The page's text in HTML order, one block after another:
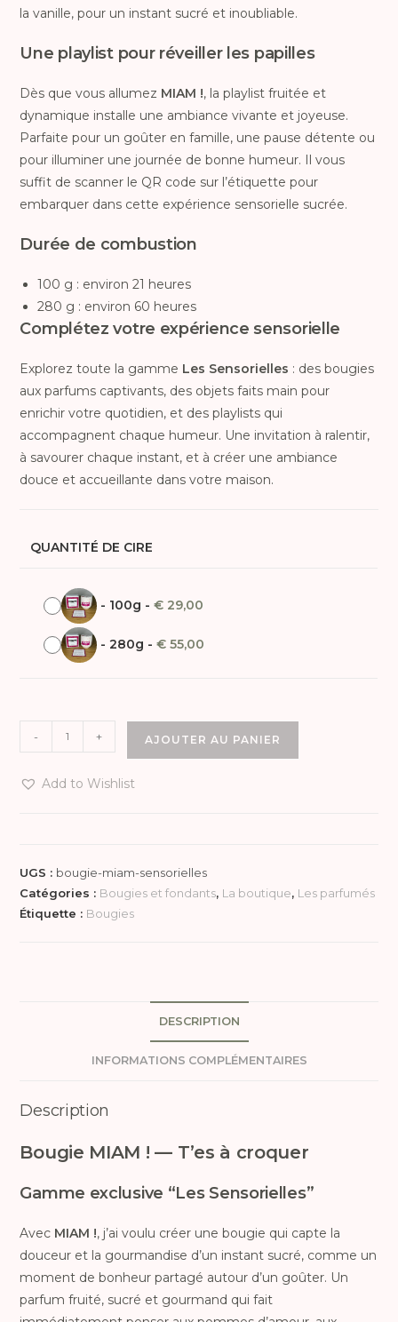
la vanille, pour un instant sucré et inoubliable.
Une playlist pour réveiller les papilles
Dès que vous allumez MIAM !, la playlist fruitée et
dynamique installe une ambiance vivante et joyeuse.
Parfaite pour un goûter en famille, une pause détente ou
pour illuminer une journée de bonne humeur. Il vous
suffit de scanner le QR code sur l’étiquette pour
embarquer dans cette expérience sensorielle sucrée.
Durée de combustion
100 g : environ 21 heures
280 g : environ 60 heures
Complétez votre expérience sensorielle
Explorez toute la gamme Les Sensorielles : des bougies
aux parfums captivants, des objets faits main pour
enrichir votre quotidien, et des playlists qui
accompagnent chaque humeur. Une invitation à ralentir,
à savourer chaque instant, et à créer une ambiance
douce et accueillante dans votre maison.
QUANTITÉ DE CIRE
- 100g -€ 29,00
-280g -€ 55,00
- + AJOUTER AU PANIER
Add to Wishlist
UGS : bougie-miam-sensorielles
Catégories : Bougies et fondants, La boutique, Les parfumés
Étiquette : Bougies
DESCRIPTION
INFORMATIONS COMPLÉMENTAIRES
Description
Bougie MIAM ! — T’es à croquer
Gamme exclusive “Les Sensorielles”
Avec MIAM !, j’ai voulu créer une bougie qui capte la
douceur et la gourmandise d’un instant sucré, comme un
moment de bonheur partagé autour d’un goûter. Un
parfum fruité, sucré et gourmand qui fait